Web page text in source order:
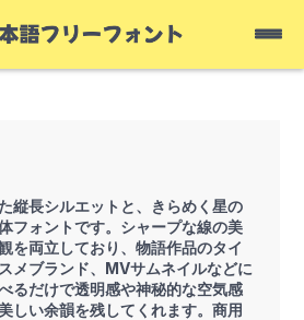
縦長シルエットと、きらめく星の
フォントです。シャープな線の美
を両立しており、物語作品のタイ
メブランド、MVサムネイルなどに
るだけで透明感や神秘的な空気感
しい余韻を残してくれます。商用